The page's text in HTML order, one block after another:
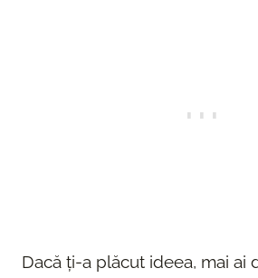
Dacă ți-a plăcut ideea, mai ai